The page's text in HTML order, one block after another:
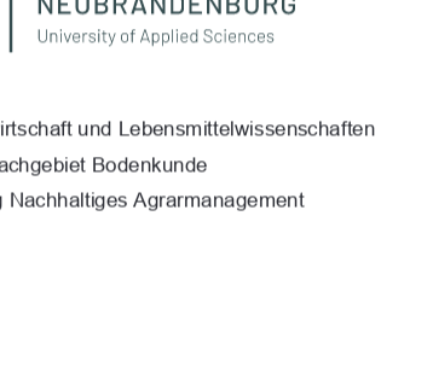
und Lebensmittelwissenschaften
Bodenkunde
Nachhaltiges Agrarmanagement